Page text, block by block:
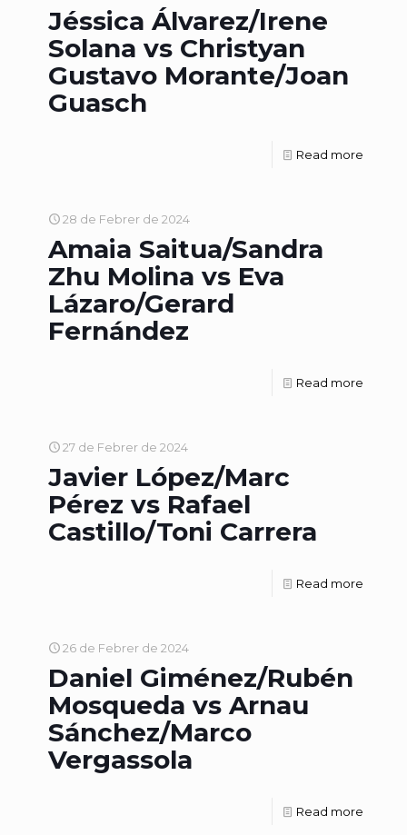
Jéssica Álvarez/Irene
Solana vs Christyan
Gustavo Morante/Joan
Guasch
Read more
28 de Febrer de 2024
Amaia Saitua/Sandra
Zhu Molina vs Eva
Lázaro/Gerard
Fernández
Read more
27 de Febrer de 2024
Javier López/Marc
Pérez vs Rafael
Castillo/Toni Carrera
Read more
26 de Febrer de 2024
Daniel Giménez/Rubén
Mosqueda vs Arnau
Sánchez/Marco
Vergassola
Read more